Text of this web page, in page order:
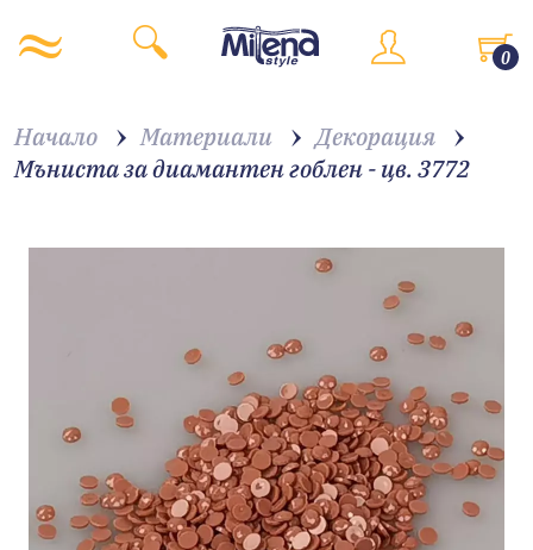
0
Начало Материали
Декорация
Мъниста за диамантен гоблен - цв. 3772